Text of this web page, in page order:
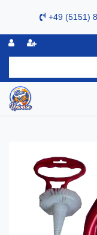
+49 (5151)